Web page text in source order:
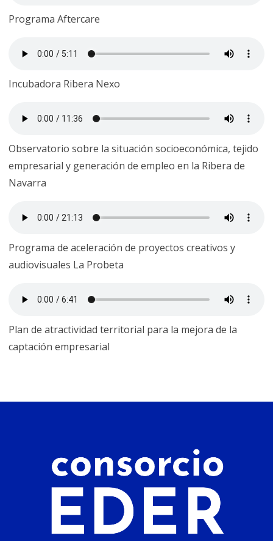
Programa Aftercare
Incubadora Ribera Nexo
Observatorio sobre la situación socioeconómica, tejido
empresarial y generación de empleo en la Ribera de
Navarra
Programa de aceleración de proyectos creativos y
audiovisuales La Probeta
Plan de atractividad territorial para la mejora de la
captación empresarial